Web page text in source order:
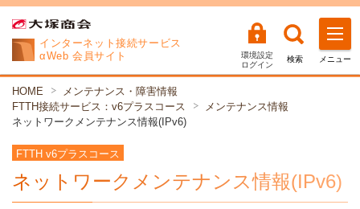
インターネット接続サービス
αWeb 会員サイト
環境設定
ログイン
検索 メニュー
HOME
メンテナンス・障害情報
FTTH接続サービス：v6プラスコース
メンテナンス情報
ネットワークメンテナンス情報(IPv6)
FTTH v6プラスコース
ネットワークメンテナンス情報(IPv6)